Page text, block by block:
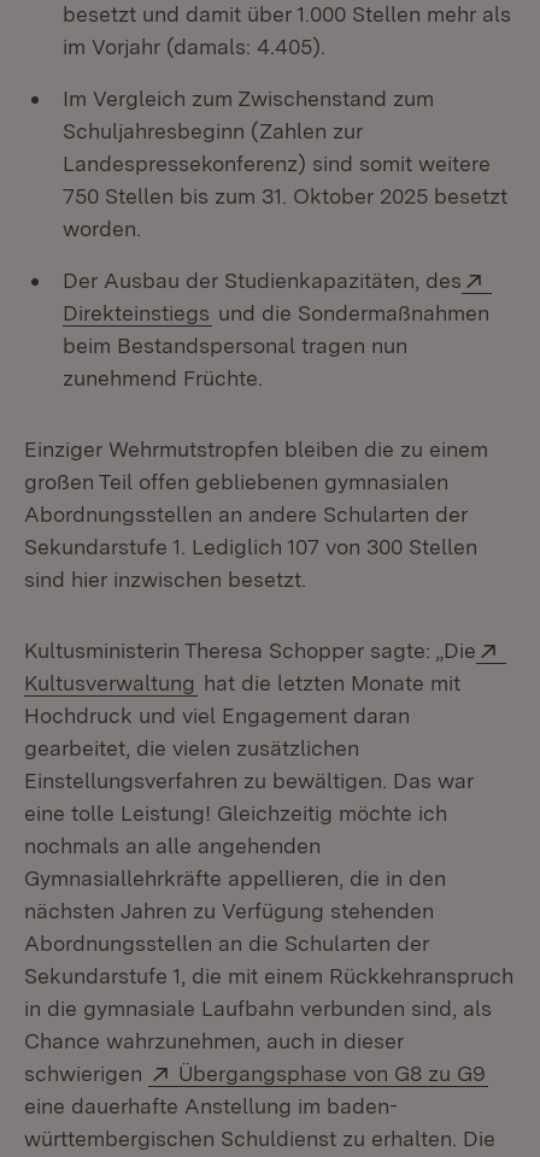
besetzt und damit über 1.000 Stellen mehr als
im Vorjahr (damals: 4.405).
Im Vergleich zum Zwischenstand zum
Schuljahresbeginn (Zahlen zur
Landespressekonferenz) sind somit weitere
750 Stellen bis zum 31. Oktober 2025 besetzt
worden.
Der Ausbau der Studienkapazitäten, des
Direkteinstiegs (Öffnet in neuem Fenster)
und die Sondermaßnahmen
beim Bestandspersonal tragen nun
zunehmend Früchte.
Einziger Wehrmutstropfen bleiben die zu einem
großen Teil offen gebliebenen gymnasialen
Abordnungsstellen an andere Schularten der
Sekundarstufe 1. Lediglich 107 von 300 Stellen
sind hier inzwischen besetzt.
Kultusministerin Theresa Schopper sagte: „Die
Kultusverwaltung (Öffnet in neuem Fenster)
hat die letzten Monate mit
Hochdruck und viel Engagement daran
gearbeitet, die vielen zusätzlichen
Einstellungsverfahren zu bewältigen. Das war
eine tolle Leistung! Gleichzeitig möchte ich
nochmals an alle angehenden
Gymnasiallehrkräfte appellieren, die in den
nächsten Jahren zu Verfügung stehenden
Abordnungsstellen an die Schularten der
Sekundarstufe 1, die mit einem Rückkehranspruch
in die gymnasiale Laufbahn verbunden sind, als
Chance wahrzunehmen, auch in dieser
schwierigen
Extern:
Übergangsphase von G8 zu G9
eine dauerhafte Anstellung im baden-
württembergischen Schuldienst zu erhalten. Die